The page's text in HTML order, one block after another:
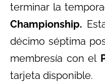
terminar la
Championship.
décimo séptima
membresía con el
tarjeta disponible.